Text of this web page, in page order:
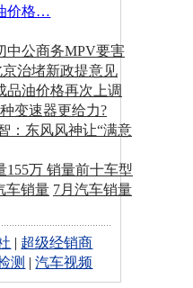
价格…
中公商务MPV要害
京治堵新政提意见
品油价格再次上调
变速器更给力?
：东风风神让“满意
155万 销量前十车型
车销量 7月汽车销量
| 超级经销商
测 |汽车视频